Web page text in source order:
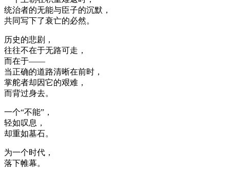
统治者的无能与臣子的沉默，
共同写下了衰亡的必然。
历史的悲剧，
往往不在于无路可走，
而在于——
当正确的道路清晰在前时，
掌舵者却因它的艰难，
而背过身去。
一个“不能”，
轻如叹息，
却重如墓石。
为一个时代，
落下帷幕。